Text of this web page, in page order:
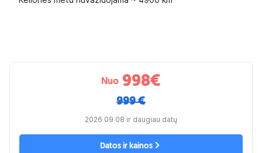
Nuo 998€
999 €
2026 09 08 ir daugiau datų
Datos ir kainos